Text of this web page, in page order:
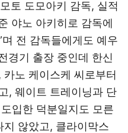
토 도모아키 감독, 실적
야노 아키히로 감독에
전 감독들에게도 예우
경기 출장 중인데 한신
노 케이스케 씨로부터
, 웨이트 트레이닝과 단
입한 덕분일지도 모른
않았고, 클라이막스